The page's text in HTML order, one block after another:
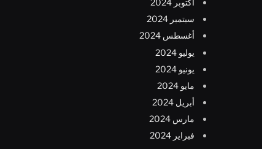
أكتوبر 2024
سبتمبر 2024
أغسطس 2024
يوليو 2024
يونيو 2024
مايو 2024
أبريل 2024
مارس 2024
فبراير 2024